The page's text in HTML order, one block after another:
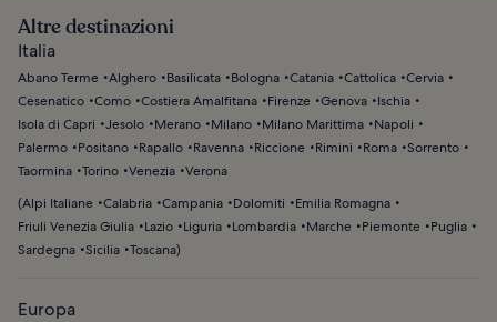
Altre destinazioni
Italia
Abano Terme Alghero Basilicata Bologna Catania Cattolica Cervia
Cesenatico Como Costiera Amalfitana Firenze Genova
Ischia
Isola di Capri
Jesolo Merano Milano Milano Marittima
Napoli
Palermo
Positano Rapallo Ravenna Riccione Rimini Roma Sorrento
Taormina Torino Venezia Verona
(Alpi Italiane Calabria Campania Dolomiti
Emilia Romagna
Friuli Venezia Giulia
Lazio Liguria Lombardia Marche Piemonte
Puglia
Sardegna Sicilia Toscana)
Europa